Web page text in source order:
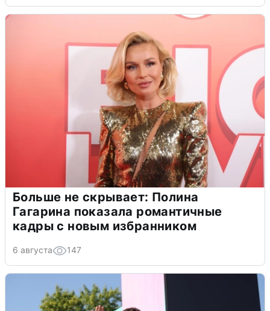
Больше не скрывает: Полина
Гагарина показала романтичные
кадры с новым избранником
6 августа 147